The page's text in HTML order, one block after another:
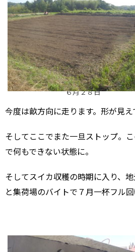
６月２８日
今度は畝方向に走ります。形が見え
そしてここでまた一旦ストップ。
で何もできない状態に。
そしてスイカ収穫の時期に入り、
と集荷場のバイトで７月一杯フル回